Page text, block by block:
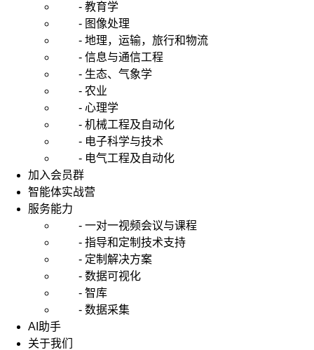
- 教育学
- 图像处理
- 地理，运输，旅行和物流
- 信息与通信工程
- 生态、气象学
- 农业
- 心理学
- 机械工程及自动化
- 电子科学与技术
- 电气工程及自动化
加入会员群
智能体实战营
服务能力
- 一对一视频会议与课程
- 指导和定制技术支持
- 定制解决方案
- 数据可视化
- 智库
- 数据采集
AI助手
关于我们